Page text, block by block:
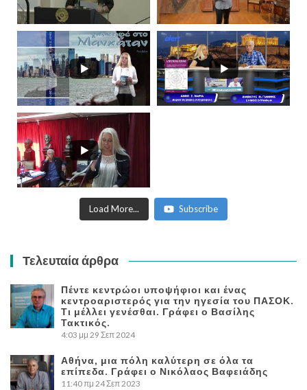
Load More... Subscribe
Τελευταία άρθρα
Πέντε κεντρώοι υποψήφιοι και ένας
κεντροαριστερός για την ηγεσία του ΠΑΣΟΚ.
Τι μέλλει γενέσθαι. Γράφει ο Βασίλης
Τακτικός.
4:03 μμ 29 Σεπ 2024
Αθήνα, μια πόλη καλύτερη σε όλα τα
επίπεδα. Γράφει ο Νικόλαος Βαφειάδης
11:40 πμ 24 Σεπ 2023